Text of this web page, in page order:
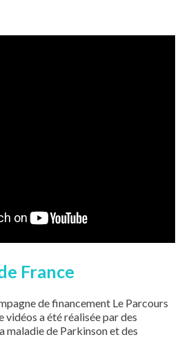
France
de financement Le Parcours
vidéos a été réalisée par des
maladie de Parkinson et des